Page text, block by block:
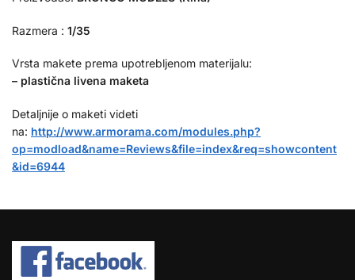
Razmera : 1/35
Vrsta makete prema upotrebljenom materijalu:
– plastična livena maketa
Detaljnije o maketi videti
na: http://www.armorama.com/modules.php?
op=modload&name=Reviews&file=index&req=showcontent
&id=6944